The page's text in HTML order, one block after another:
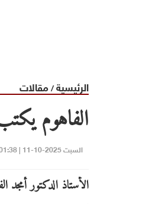
الرئيسية/مقالات
الفاهوم
السبت 2025-10-11 | 01:38 pm
الأستاذ الدكتور أمجد